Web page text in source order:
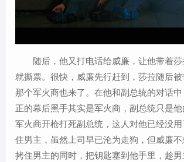
随后，他又打电话给威廉，让他带着
就撕票。很快，威廉先行赶到，莎拉随后被
那个军火商也来了。在他和副总统的对话
正的幕后黑手其实是军火商，副总统只是他
军火商开枪打死副总统，这人对他已经没
住男主，虽然上司早已沦为走狗，但威廉
拷住男主的同时，把钥匙塞到他手里，趁